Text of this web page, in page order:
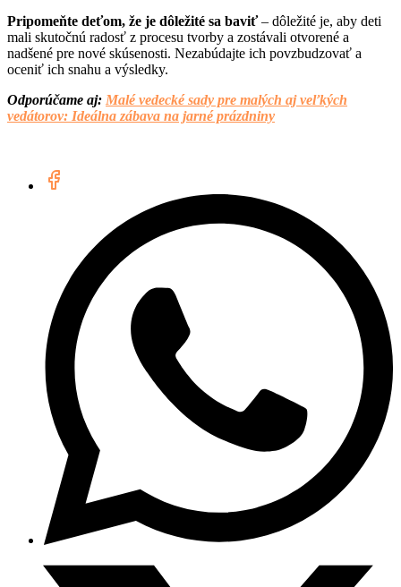
Pripomeňte deťom, že je dôležité sa baviť– dôležité je, aby deti
mali skutočnú radosť z procesu tvorby a zostávali otvorené a
nadšené pre nové skúsenosti. Nezabúdajte ich povzbudzovať a
oceniť ich snahu a výsledky.
Odporúčame aj: Malé vedecké sady pre malých aj veľkých
vedátorov: Ideálna zábava na jarné prázdniny